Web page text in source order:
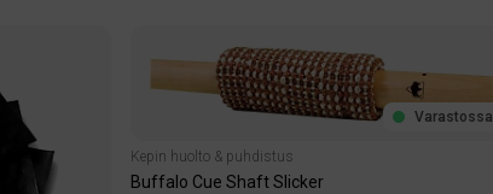
Varastossa
Kepin huolto & puhdistus
Buffalo Cue Shaft Slicker